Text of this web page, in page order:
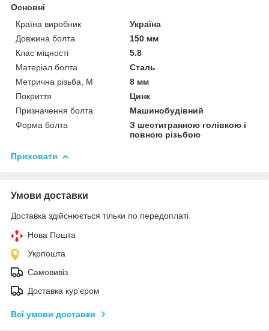
Основні
Країна виробник
Україна
Довжина болта
150 мм
Клас міцності
5.8
Матеріал болта
Сталь
Метрична різьба, М
8 мм
Покриття
Цинк
Призначення болта
Машинобудівний
Форма болта
З шестигранною голівкою і
повною різьбою
Приховати
Умови доставки
Доставка здійснюється тільки по передоплаті.
Нова Пошта
Укрпошта
Самовивіз
Доставка кур'єром
Всі умови доставки